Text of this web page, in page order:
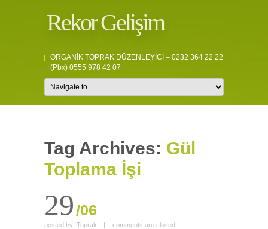
Rekor Gelişim
ORGANİK TOPRAK DÜZENLEYİCİ – 0232 364 22 22
(pbx) 0555 978 42 07
Tag Archives: Gül
Toplama İşi
29/06
posted by: Toprak | comments:are closed